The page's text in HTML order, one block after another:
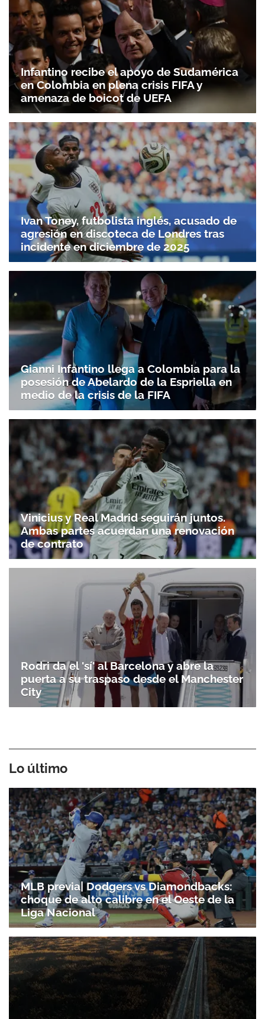
Infantino recibe el apoyo de Sudamérica
en Colombia en plena crisis FIFA y
amenaza de boicot de UEFA
Ivan Toney, futbolista inglés, acusado de
agresión en discoteca de Londres tras
incidente en diciembre de 2025
Gianni Infantino llega a Colombia para la
posesión de Abelardo de la Espriella en
medio de la crisis de la FIFA
Vinicius y Real Madrid seguirán juntos.
Ambas partes acuerdan una renovación
de contrato
Rodri da el 'sí' al Barcelona y abre la
puerta a su traspaso desde el Manchester
City
Lo último
MLB previa| Dodgers vs Diamondbacks:
choque de alto calibre en el Oeste de la
Liga Nacional